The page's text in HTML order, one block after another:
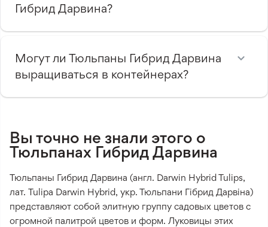
Гибрид Дарвина?
Могут ли Тюльпаны Гибрид Дарвина
выращиваться в контейнерах?
Вы точно не знали этого о
Тюльпанах Гибрид Дарвина
Тюльпаны Гибрид Дарвина (англ. Darwin Hybrid Tulips,
лат. Tulipa Darwin Hybrid, укр. Тюльпани Гібрид Дарвіна)
представляют собой элитную группу садовых цветов с
огромной палитрой цветов и форм. Луковицы этих